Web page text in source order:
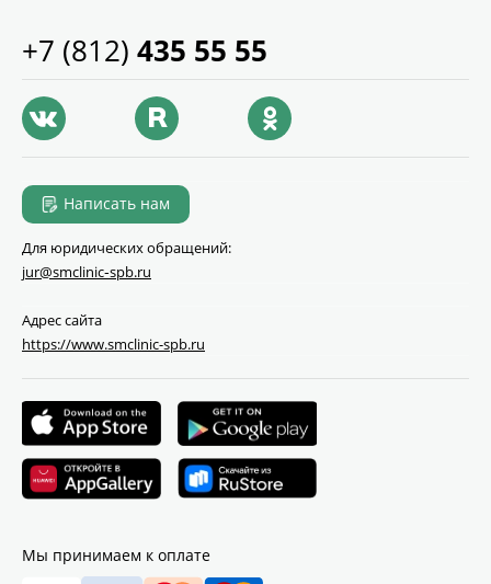
+7 (812) 435 55 55
Написать нам
Для юридических обращений:
jur@smclinic‑spb.ru
Адрес сайта
https://www.smclinic-spb.ru
Мы принимаем к оплате